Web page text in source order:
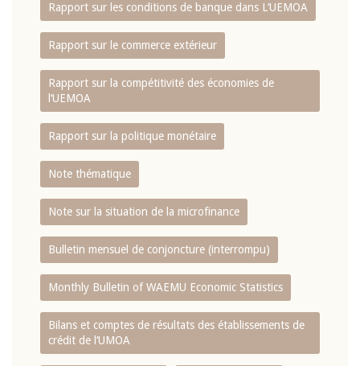
Rapport sur les conditions de banque dans L‘UEMOA
Rapport sur le commerce extérieur
Rapport sur la compétitivité des économies de
l‘UEMOA
Rapport sur la politique monétaire
Note thématique
Note sur la situation de la microfinance
Bulletin mensuel de conjoncture (interrompu)
Monthly Bulletin of WAEMU Economic Statistics
Bilans et comptes de résultats des établissements de
crédit de l‘UMOA